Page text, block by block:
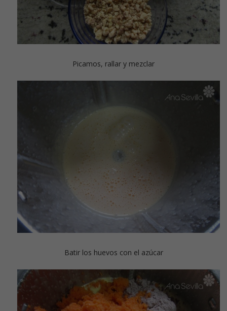
Picamos, rallar y mezclar
Batir los huevos con el azúcar